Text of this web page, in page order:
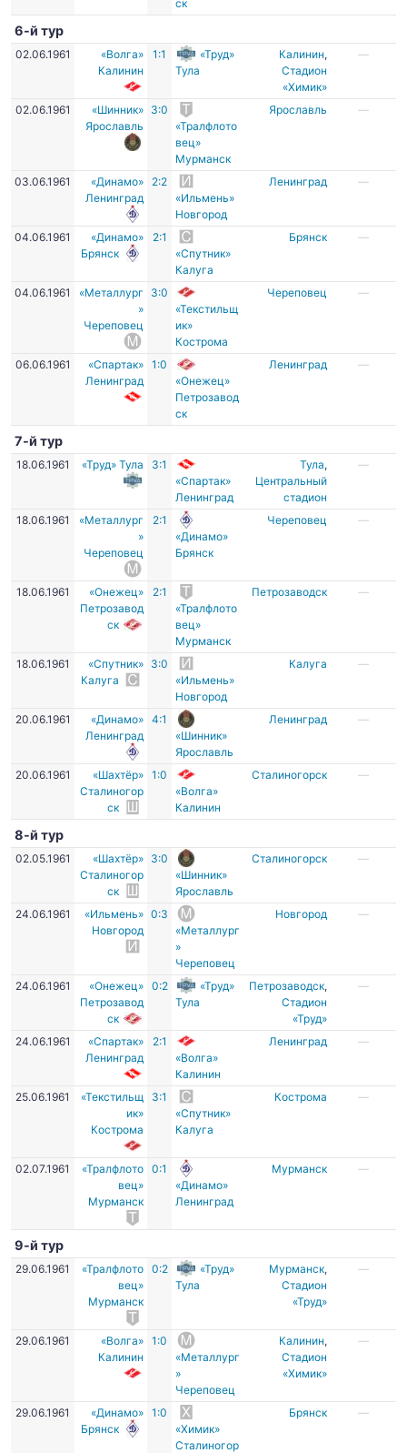
ск
6-й тур
02.06.1961
«Волга»
Калинин
1:1
«Труд»
Тула
Калинин,
Стадион
«Химик»
—
02.06.1961
«Шинник»
Ярославль
3:0
«Тралфлото
вец»
Мурманск
Ярославль —
03.06.1961
«Динамо»
Ленинград
2:2
«Ильмень»
Новгород
Ленинград —
04.06.1961
«Динамо»
Брянск
2:1
«Спутник»
Калуга
Брянск —
04.06.1961
«Металлург
»
Череповец
3:0
«Текстильщ
ик»
Кострома
Череповец —
06.06.1961
«Спартак»
Ленинград
1:0
«Онежец»
Петрозавод
ск
Ленинград —
7-й тур
18.06.1961 «Труд» Тула
3:1
«Спартак»
Ленинград
Тула,
Центральный
стадион
—
18.06.1961
«Металлург
»
Череповец
2:1
«Динамо»
Брянск
Череповец —
18.06.1961
«Онежец»
Петрозавод
ск
2:1
«Тралфлото
вец»
Мурманск
Петрозаводск —
18.06.1961
«Спутник»
Калуга
3:0
«Ильмень»
Новгород
Калуга —
20.06.1961
«Динамо»
Ленинград
4:1
«Шинник»
Ярославль
Ленинград —
20.06.1961
«Шахтёр»
Сталиногор
ск
1:0
«Волга»
Калинин
Сталиногорск —
8-й тур
02.05.1961
«Шахтёр»
Сталиногор
ск
3:0
«Шинник»
Ярославль
Сталиногорск —
24.06.1961
«Ильмень»
Новгород
0:3
«Металлург
»
Череповец
Новгород —
24.06.1961
«Онежец»
Петрозавод
ск
0:2
«Труд»
Тула
Петрозаводск,
Стадион
«Труд»
—
24.06.1961
«Спартак»
Ленинград
2:1
«Волга»
Калинин
Ленинград —
25.06.1961
«Текстильщ
ик»
Кострома
3:1
«Спутник»
Калуга
Кострома —
02.07.1961
«Тралфлото
вец»
Мурманск
0:1
«Динамо»
Ленинград
Мурманск —
9-й тур
29.06.1961
«Тралфлото
вец»
Мурманск
0:2
«Труд»
Тула
Мурманск,
Стадион
«Труд»
—
29.06.1961
«Волга»
Калинин
1:0
«Металлург
»
Череповец
Калинин,
Стадион
«Химик»
—
29.06.1961
«Динамо»
Брянск
1:0
«Химик»
Сталиногор
Брянск —